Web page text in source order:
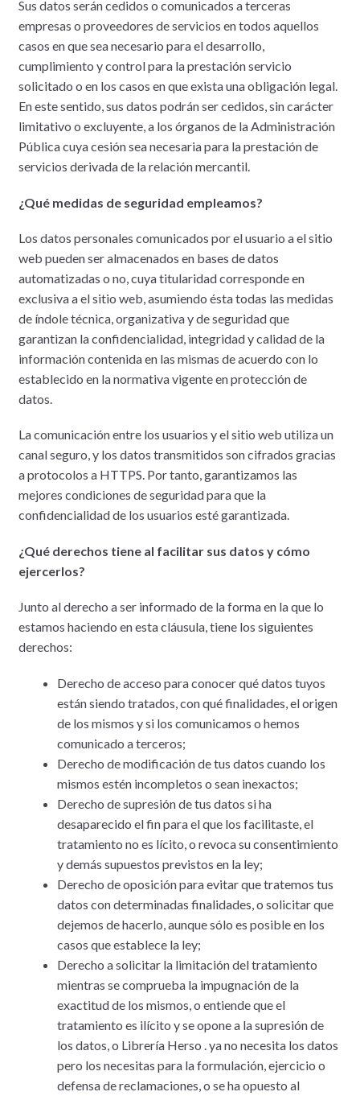
Sus datos serán cedidos o comunicados a terceras
empresas o proveedores de servicios en todos aquellos
casos en que sea necesario para el desarrollo,
cumplimiento y control para la prestación servicio
solicitado o en los casos en que exista una obligación legal.
En este sentido, sus datos podrán ser cedidos, sin carácter
limitativo o excluyente, a los órganos de la Administración
Pública cuya cesión sea necesaria para la prestación de
servicios derivada de la relación mercantil.
¿Qué medidas de seguridad empleamos?
Los datos personales comunicados por el usuario a el sitio
web pueden ser almacenados en bases de datos
automatizadas o no, cuya titularidad corresponde en
exclusiva a el sitio web, asumiendo ésta todas las medidas
de índole técnica, organizativa y de seguridad que
garantizan la confidencialidad, integridad y calidad de la
información contenida en las mismas de acuerdo con lo
establecido en la normativa vigente en protección de
datos.
La comunicación entre los usuarios y el sitio web utiliza un
canal seguro, y los datos transmitidos son cifrados gracias
a protocolos a HTTPS. Por tanto, garantizamos las
mejores condiciones de seguridad para que la
confidencialidad de los usuarios esté garantizada.
¿Qué derechos tiene al facilitar sus datos y cómo
ejercerlos?
Junto al derecho a ser informado de la forma en la que lo
estamos haciendo en esta cláusula, tiene los siguientes
derechos:
Derecho de acceso para conocer qué datos tuyos
están siendo tratados, con qué finalidades, el origen
de los mismos y si los comunicamos o hemos
comunicado a terceros;
Derecho de modificación de tus datos cuando los
mismos estén incompletos o sean inexactos;
Derecho de supresión de tus datos si ha
desaparecido el fin para el que los facilitaste, el
tratamiento no es lícito, o revoca su consentimiento
y demás supuestos previstos en la ley;
Derecho de oposición para evitar que tratemos tus
datos con determinadas finalidades, o solicitar que
dejemos de hacerlo, aunque sólo es posible en los
casos que establece la ley;
Derecho a solicitar la limitación del tratamiento
mientras se comprueba la impugnación de la
exactitud de los mismos, o entiende que el
tratamiento es ilícito y se opone a la supresión de
los datos, o Librería Herso . ya no necesita los datos
pero los necesitas para la formulación, ejercicio o
defensa de reclamaciones, o se ha opuesto al